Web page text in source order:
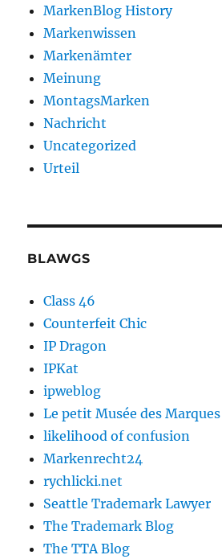
MarkenBlog History
Markenwissen
Markenämter
Meinung
MontagsMarken
Nachricht
Uncategorized
Urteil
BLAWGS
Class 46
Counterfeit Chic
IP Dragon
IPKat
ipweblog
Le petit Musée des Marques
likelihood of confusion
Markenrecht24
rychlicki.net
Seattle Trademark Lawyer
The Trademark Blog
The TTA Blog